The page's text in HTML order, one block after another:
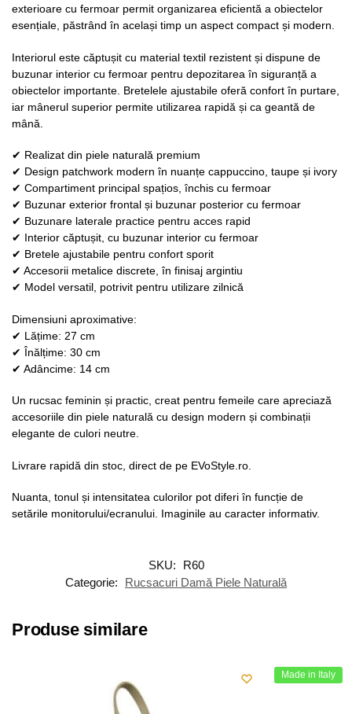
exterioare cu fermoar permit organizarea eficientă a obiectelor
esențiale, păstrând în același timp un aspect compact și modern.
Interiorul este căptușit cu material textil rezistent și dispune de
buzunar interior cu fermoar pentru depozitarea în siguranță a
obiectelor importante. Bretelele ajustabile oferă confort în purtare,
iar mânerul superior permite utilizarea rapidă și ca geantă de
mână.
✔ Realizat din piele naturală premium
✔ Design patchwork modern în nuanțe cappuccino, taupe și ivory
✔ Compartiment principal spațios, închis cu fermoar
✔ Buzunar exterior frontal și buzunar posterior cu fermoar
✔ Buzunare laterale practice pentru acces rapid
✔ Interior căptușit, cu buzunar interior cu fermoar
✔ Bretele ajustabile pentru confort sporit
✔ Accesorii metalice discrete, în finisaj argintiu
✔ Model versatil, potrivit pentru utilizare zilnică
Dimensiuni aproximative:
✔ Lățime: 27 cm
✔ Înălțime: 30 cm
✔ Adâncime: 14 cm
Un rucsac feminin și practic, creat pentru femeile care apreciază
accesoriile din piele naturală cu design modern și combinații
elegante de culori neutre.
Livrare rapidă din stoc, direct de pe EVoStyle.ro.
Nuanta, tonul și intensitatea culorilor pot diferi în funcție de
setările monitorului/ecranului. Imaginile au caracter informativ.
SKU:
R60
Categorie:
Rucsacuri Damă Piele Naturală
Produse similare
Made in Italy